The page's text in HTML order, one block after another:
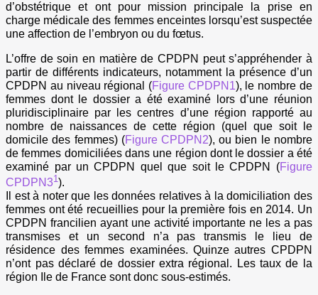
d’obstétrique et ont pour mission principale la prise en
charge médicale des femmes enceintes lorsqu’est suspectée
une affection de l’embryon ou du fœtus.
L’offre de soin en matière de CPDPN peut s’appréhender à
partir de différents indicateurs, notamment la présence d’un
CPDPN au niveau régional (Figure CPDPN1), le nombre de
femmes dont le dossier a été examiné lors d’une réunion
pluridisciplinaire par les centres d’une région rapporté au
nombre de naissances de cette région (quel que soit le
domicile des femmes) (Figure CPDPN2), ou bien le nombre
de femmes domiciliées dans une région dont le dossier a été
examiné par un CPDPN quel que soit le CPDPN (Figure
CPDPN31).
Il est à noter que les données relatives à la domiciliation des
femmes ont été recueillies pour la première fois en 2014. Un
CPDPN francilien ayant une activité importante ne les a pas
transmises et un second n’a pas transmis le lieu de
résidence des femmes examinées. Quinze autres CPDPN
n’ont pas déclaré de dossier extra régional. Les taux de la
région Ile de France sont donc sous-estimés.